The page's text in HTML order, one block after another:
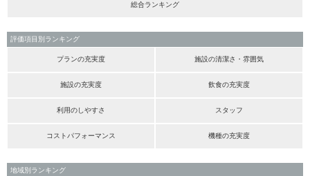
総合ランキング
評価項目別ランキング
プランの充実度 施設の清潔さ・雰囲気
施設の充実度 飲食の充実度
利用のしやすさ スタッフ
コストパフォーマンス 機種の充実度
地域別ランキング